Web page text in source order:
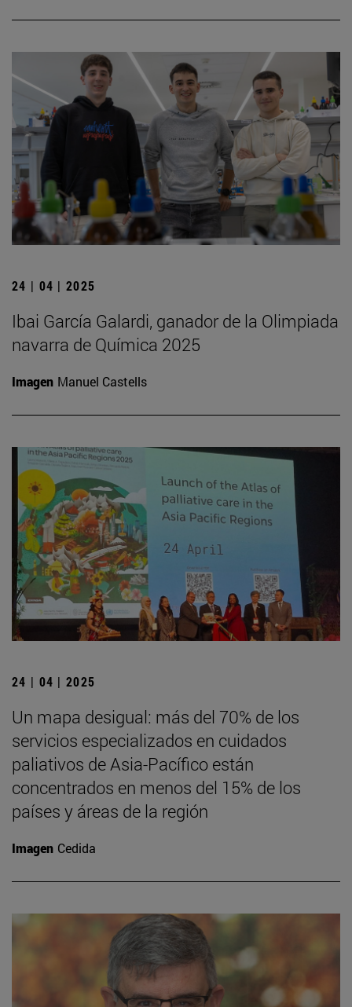
24 | 04 | 2025
Ibai García Galardi, ganador de la Olimpiada
navarra de Química 2025
Imagen Manuel Castells
24 | 04 | 2025
Un mapa desigual: más del 70% de los
servicios especializados en cuidados
paliativos de Asia-Pacífico están
concentrados en menos del 15% de los
países y áreas de la región
Imagen Cedida